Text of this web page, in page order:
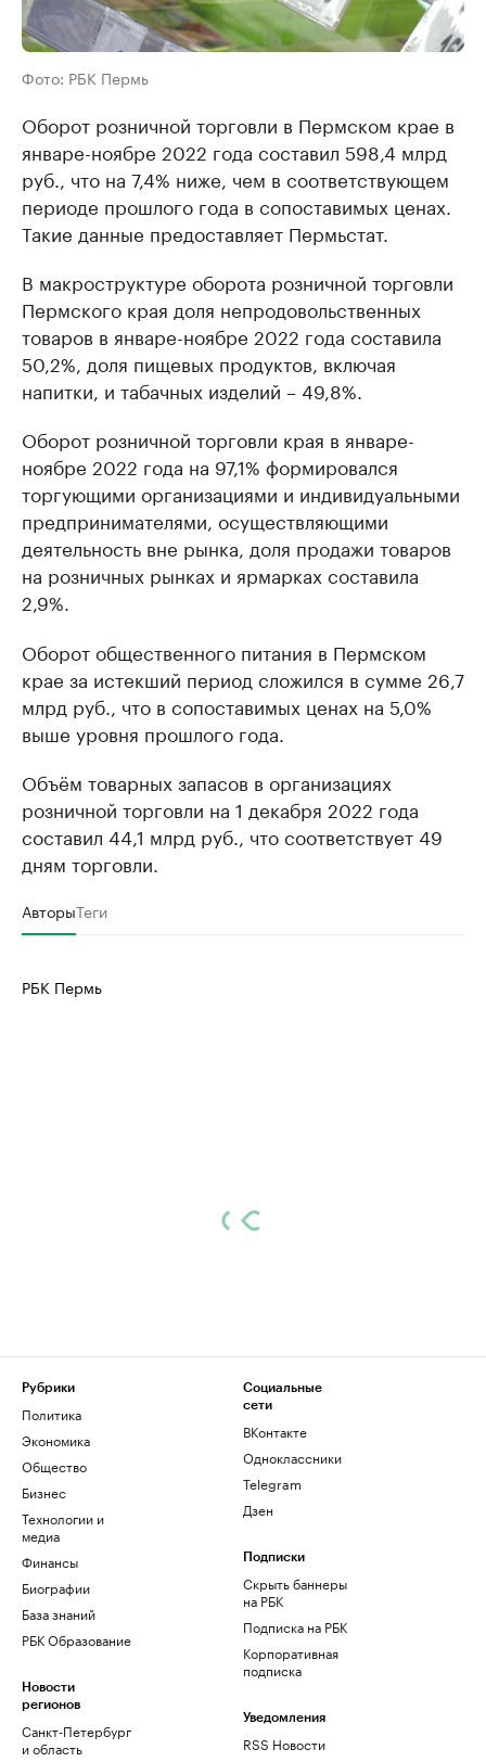
Фото: РБК Пермь
Оборот розничной торговли в Пермском крае в
январе-ноябре 2022 года составил 598,4 млрд
руб., что на 7,4% ниже, чем в соответствующем
периоде прошлого года в сопоставимых ценах.
Такие данные предоставляет Пермьстат.
В макроструктуре оборота розничной торговли
Пермского края доля непродовольственных
товаров в январе-ноябре 2022 года составила
50,2%, доля пищевых продуктов, включая
напитки, и табачных изделий – 49,8%.
Оборот розничной торговли края в январе-
ноябре 2022 года на 97,1% формировался
торгующими организациями и индивидуальными
предпринимателями, осуществляющими
деятельность вне рынка, доля продажи товаров
на розничных рынках и ярмарках составила
2,9%.
Оборот общественного питания в Пермском
крае за истекший период сложился в сумме 26,7
млрд руб., что в сопоставимых ценах на 5,0%
выше уровня прошлого года.
Объём товарных запасов в организациях
розничной торговли на 1 декабря 2022 года
составил 44,1 млрд руб., что соответствует 49
дням торговли.
АвторыТеги
РБК Пермь
Рубрики
Политика
Экономика
Общество
Бизнес
Технологии и
медиа
Финансы
Биографии
База знаний
РБК Образование
Новости
регионов
Санкт-Петербург
и область
Социальные
сети
ВКонтакте
Одноклассники
Telegram
Дзен
Подписки
Скрыть баннеры
на РБК
Подписка на РБК
Корпоративная
подписка
Уведомления
RSS Новости